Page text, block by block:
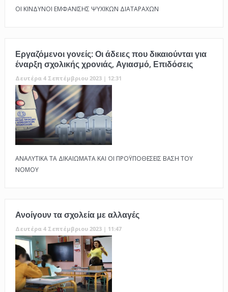
ΟΙ ΚΙΝΔΥΝΟΙ ΕΜΦΑΝΙΣΗΣ ΨΥΧΙΚΩΝ ΔΙΑΤΑΡΑΧΩΝ
Εργαζόμενοι γονείς: Οι άδειες που δικαιούνται για
έναρξη σχολικής χρονιάς, Αγιασμό, Επιδόσεις
Δευτέρα 4 Σεπτέμβριου 2023 | 12:31
ΑΝΑΛΥΤΙΚΑ ΤΑ ΔΙΚΑΙΩΜΑΤΑ ΚΑΙ ΟΙ ΠΡΟΫΠΟΘΕΣΕΙΣ ΒΑΣΗ ΤΟΥ
ΝΟΜΟΥ
Ανοίγουν τα σχολεία με αλλαγές
Δευτέρα 4 Σεπτέμβριου 2023 | 11:47